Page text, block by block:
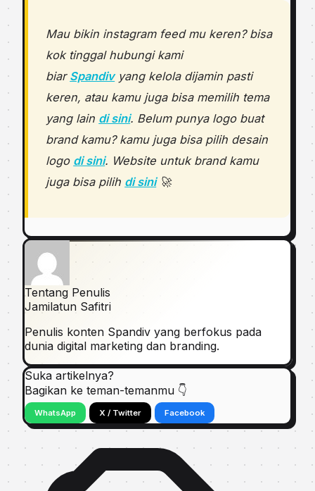
Mau bikin instagram feed mu keren? bisa
kok tinggal hubungi kami
biar Spandivyang kelola dijamin pasti
keren, atau kamu juga bisa memilih tema
yang lain di sini. Belum punya logo buat
brand kamu? kamu juga bisa pilih desain
logo di sini. Website untuk brand kamu
juga bisa pilih di sini🚀
Tentang Penulis
Jamilatun Safitri
Penulis konten Spandiv yang berfokus pada
dunia digital marketing dan branding.
Suka artikelnya?
Bagikan ke teman-temanmu 👇
WhatsApp X / Twitter Facebook